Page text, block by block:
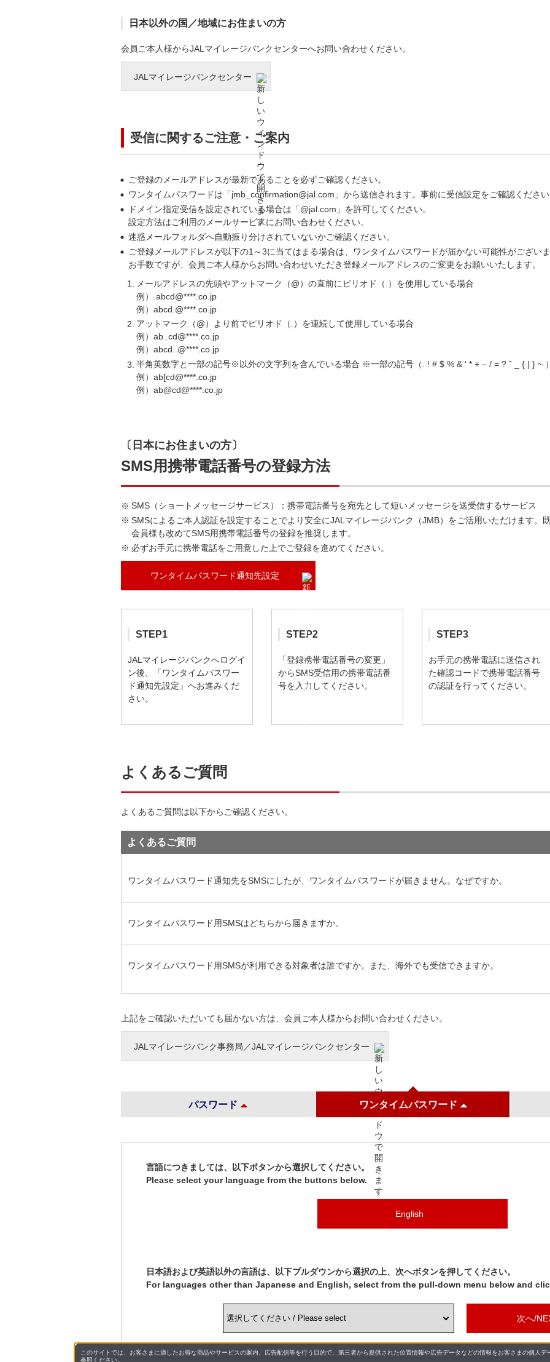
日本以外の国／地域にお住まいの方
会員ご本人様からJALマイレージバンクセンターへお問い合わせください。
JALマイレージバンクセンター
受信に関するご注意・ご案内
ご登録のメールアドレスが最新であることを必ずご確認ください。
ワンタイムパスワードは「jmb_confirmation@jal.com」から送信されます。事前に受信設定をご確認ください
ドメイン指定受信を設定されている場合は「@jal.com」を許可してください。
設定方法はご利用のメールサービスにお問い合わせください。
迷惑メールフォルダへ自動振り分けされていないかご確認ください。
ご登録メールアドレスが以下の1～3に当てはまる場合は、ワンタイムパスワードが届かない可能性がございま
お手数ですが、会員ご本人様からお問い合わせいただき登録メールアドレスのご変更をお願いいたします。
メールアドレスの先頭やアットマーク（@）の直前にピリオド（.）を使用している場合
例）.abcd@****.co.jp
例）abcd.@****.co.jp
アットマーク（@）より前でピリオド（.）を連続して使用している場合
例）ab..cd@****.co.jp
例）abcd..@****.co.jp
半角英数字と一部の記号※以外の文字列を含んでいる場合 ※一部の記号（. ! # $ % & ‘ * + – / = ? ˆ _ { | } ~ ）
例）ab[cd@****.co.jp
例）ab@cd@****.co.jp
〔日本にお住まいの方〕
SMS用携帯電話番号の登録方法
SMS（ショートメッセージサービス）：携帯電話番号を宛先として短いメッセージを送受信するサービス
SMSによるご本人認証を設定することでより安全にJALマイレージバンク（JMB）をご活用いただけます。
会員様も改めてSMS用携帯電話番号の登録を推奨します。
必ずお手元に携帯電話をご用意した上でご登録を進めてください。
ワンタイムパスワード通知先設定
STEP1
JALマイレージバンクへログイ
ン後、「ワンタイムパスワー
ド通知先設定」へお進みくだ
さい。
STEP2
「登録携帯電話番号の変更」
からSMS受信用の携帯電話番
号を入力してください。
STEP3
お手元の携帯電話に送信され
た確認コードで携帯電話番号
の認証を行ってください。
よくあるご質問
よくあるご質問は以下からご確認ください。
よくあるご質問
ワンタイムパスワード通知先をSMSにしたが、ワンタイムパスワードが届きません。なぜですか。
ワンタイムパスワード用SMSはどちらから届きますか。
ワンタイムパスワード用SMSが利用できる対象者は誰ですか。また、海外でも受信できますか。
上記をご確認いただいても届かない方は、会員ご本人様からお問い合わせください。
JALマイレージバンク事務局／JALマイレージバンクセンター
パスワード ワンタイムパスワード
言語につきましては、以下ボタンから選択してください。
Please select your language from the buttons below.
English
日本語および英語以外の言語は、以下プルダウンから選択の上、次へボタンを押してください。
For languages other than Japanese and English, select from the pull-down menu below and
次へ/
このサイトでは、お客さまに適したお得な商品やサービスの案内、広告配信等を行う目的で、第三者から提供された位置情報や広告データなどの情報をお客さまの個人デ
参照ください。